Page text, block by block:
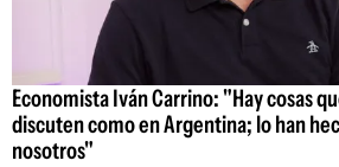
Economista Iván Carrino: "Hay cosas
discuten como en Argentina; lo han
nosotros"